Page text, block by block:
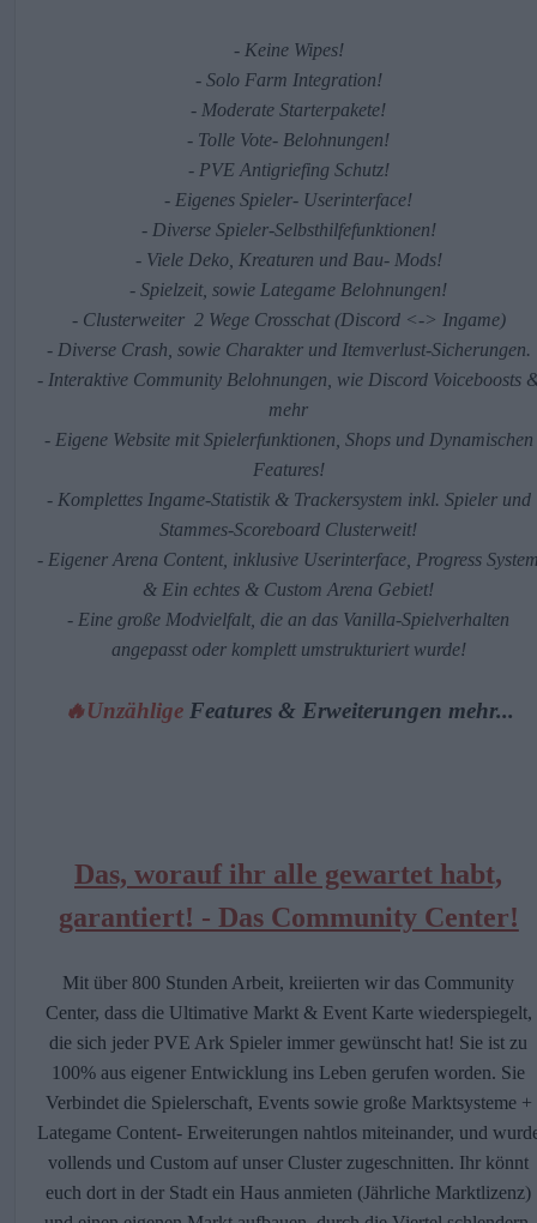
- Keine Wipes!
- Solo Farm Integration!
- Moderate Starterpakete!
- Tolle Vote- Belohnungen!
- PVE Antigriefing Schutz!
- Eigenes Spieler- Userinterface!
- Diverse Spieler-Selbsthilfefunktionen!
- Viele Deko, Kreaturen und Bau- Mods!
- Spielzeit, sowie Lategame Belohnungen!
- Clusterweiter 2 Wege Crosschat (Discord <-> Ingame)
- Diverse Crash, sowie Charakter und Itemverlust-Sicherungen.
- Interaktive Community Belohnungen, wie Discord Voiceboosts
mehr
- Eigene Website mit Spielerfunktionen, Shops und Dynamischen
Features!
- Komplettes Ingame-Statistik & Trackersystem inkl. Spieler und
Stammes-Scoreboard Clusterweit!
- Eigener Arena Content, inklusive Userinterface, Progress
& Ein echtes & Custom Arena Gebiet!
- Eine große Modvielfalt, die an das Vanilla-Spielverhalten
angepasst oder komplett umstrukturiert wurde!
🔥UnzähligeFeatures & Erweiterungen mehr...
Das, worauf ihr alle gewartet habt,
garantiert! - Das Community Center!
Mit über 800 Stunden Arbeit, kreiierten wir das Community
Center, dass die Ultimative Markt & Event Karte wiederspiegelt,
die sich jeder PVE Ark Spieler immer gewünscht hat! Sie ist zu
100% aus eigener Entwicklung ins Leben gerufen worden. Sie
Verbindet die Spielerschaft, Events sowie große Marktsysteme +
Lategame Content- Erweiterungen nahtlos miteinander, und
vollends und Custom auf unser Cluster zugeschnitten. Ihr könnt
euch dort in der Stadt ein Haus anmieten (Jährliche Marktlizenz)